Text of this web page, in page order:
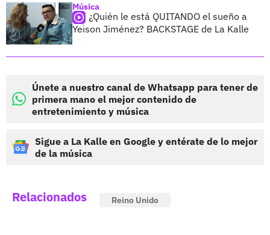
Música
¿Quién le está QUITANDO el sueño a
Yeison Jiménez? BACKSTAGE de La Kalle
Únete a nuestro canal de Whatsapp para tener de
primera mano el mejor contenido de
entretenimiento y música
Sigue a La Kalle en Google y entérate de lo mejor
de la música
Relacionados Reino Unido